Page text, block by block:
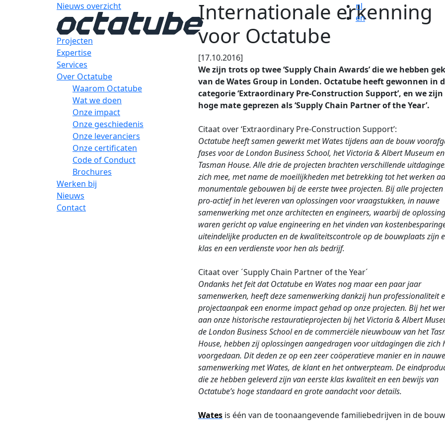
nl
en
Projecten
Expertise
Services
Over Octatube
Waarom Octatube
Wat we doen
Onze impact
Onze geschiedenis
Onze leveranciers
Onze certificaten
Code of Conduct
Brochures
Werken bij
Nieuws
Contact
Nieuws overzicht
Internationale erkenning
voor Octatube
[17.10.2016]
We zijn trots op twee ‘Supply Chain Awards’ die we hebben
van de Wates Group in Londen. Octatube heeft gewonnen in
categorie ‘Extraordinary Pre-Construction Support’, en we
hoge mate geprezen als ‘Supply Chain Partner of the Year’.
Citaat over ‘Extraordinary Pre-Construction Support’:
Octatube heeft samen gewerkt met Wates tijdens aan de bouw
fases voor de London Business School, het Victoria & Albert Museum
Tasman House. Alle drie de projecten brachten verschillende
zich mee, met name de moeilijkheden met betrekking tot het werken
monumentale gebouwen bij de eerste twee projecten. Bij alle projecten
pro-actief in het leveren van oplossingen voor vraagstukken, in nauwe
samenwerking met onze architecten en engineers, waarbij de
waren gericht op value engineering en het vinden van
uiteindelijke producten en de kwaliteitscontrole op de bouwplaats zijn
klas en een verdienste voor hen als bedrijf.
Citaat over ´Supply Chain Partner of the Year´
Ondanks het feit dat Octatube en Wates nog maar een paar jaar
samenwerken, heeft deze samenwerking dankzij hun professionaliteit
projectaanpakeen enorme impact gehad op onze projecten. Bij het
aan onze historische restauratieprojecten bij het Victoria & Albert
de London Business School en de commerciële nieuwbouw van het
House, hebben zij oplossingen aangedragen voor uitdagingen die zich
voorgedaan. Dit deden ze op een zeer coöperatieve manier en in nauwe
samenwerking met Wates, de klant en het ontwerpteam. De
die ze hebben geleverd zijn van eerste klas kwaliteit en een bewijs van
Octatube’s hoge standaard en grote aandacht voor details.
Wates is één van de toonaangevende familiebedrijven in de